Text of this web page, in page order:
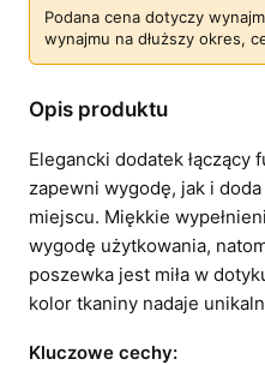
Podana cena dotyczy
wynajmu na dłuższy okres,
Opis produktu
Elegancki dodatek
zapewni wygodę, jak i
miejscu. Miękkie
wygodę użytkowania,
poszewka jest miła w
kolor tkaniny nadaje
Kluczowe cechy: